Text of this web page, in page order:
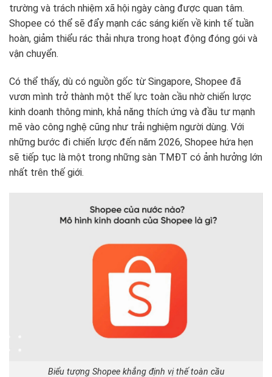
trường và trách nhiệm xã hội ngày càng được quan tâm.
Shopee có thể sẽ đẩy mạnh các sáng kiến về kinh tế tuần
hoàn, giảm thiểu rác thải nhựa trong hoạt động đóng gói và
vận chuyển.
Có thể thấy, dù có nguồn gốc từ Singapore, Shopee đã
vươn mình trở thành một thế lực toàn cầu nhờ chiến lược
kinh doanh thông minh, khả năng thích ứng và đầu tư mạnh
mẽ vào công nghệ cũng như trải nghiệm người dùng. Với
những bước đi chiến lược đến năm 2026, Shopee hứa hẹn
sẽ tiếp tục là một trong những sàn TMĐT có ảnh hưởng lớn
nhất trên thế giới.
Biểu tượng Shopee khẳng định vị thế toàn cầu